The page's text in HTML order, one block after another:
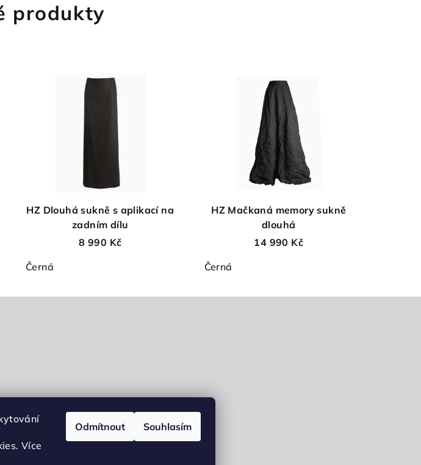
Více
Odmítnout Souhlasím
produkty
HZ Dlouhá sukně s aplikací na
zadním dílu
8 990 Kč
Černá
HZ Mačkaná memory sukně
dlouhá
14 990 Kč
Černá